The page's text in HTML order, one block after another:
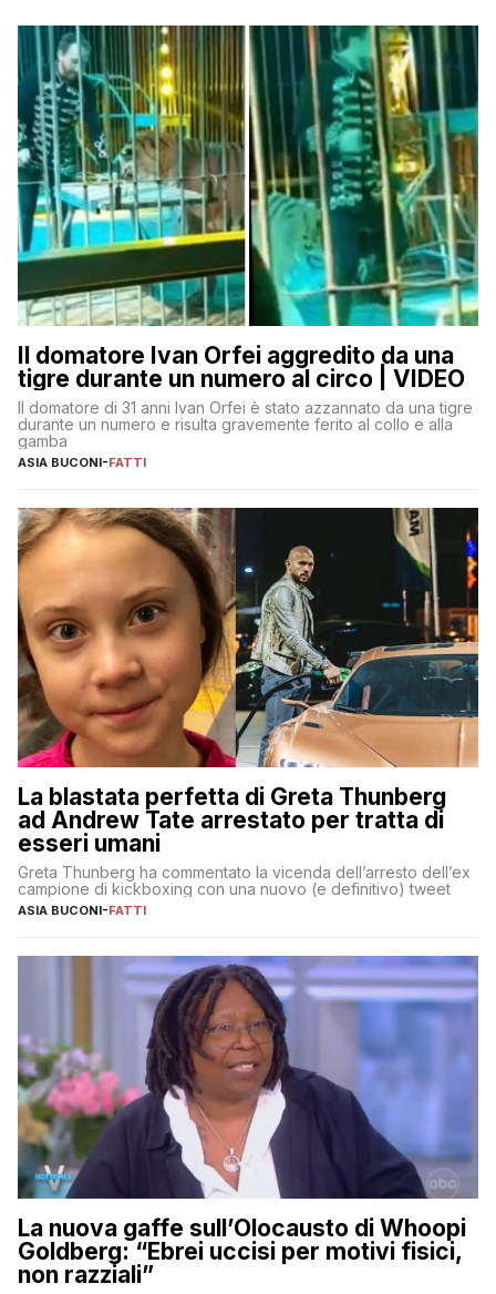
Il domatore Ivan Orfei aggredito da una
tigre durante un numero al circo | VIDEO
Il domatore di 31 anni Ivan Orfei è stato azzannato da una tigre
durante un numero e risulta gravemente ferito al collo e alla
gamba
ASIA BUCONI-FATTI
La blastata perfetta di Greta Thunberg
ad Andrew Tate arrestato per tratta di
esseri umani
Greta Thunberg ha commentato la vicenda dell’arresto dell’ex
campione di kickboxing con una nuovo (e definitivo) tweet
ASIA BUCONI-FATTI
La nuova gaffe sull’Olocausto di Whoopi
Goldberg: “Ebrei uccisi per motivi fisici,
non razziali”